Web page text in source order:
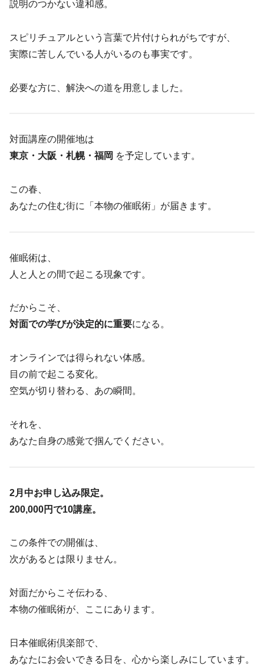
説明のつかない違和感。
スピリチュアルという言葉で片付けられがちですが、
実際に苦しんでいる人がいるのも事実です。
必要な方に、解決への道を用意しました。
対面講座の開催地は
東京・大阪・札幌・福岡 を予定しています。
この春、
あなたの住む街に「本物の催眠術」が届きます。
催眠術は、
人と人との間で起こる現象です。
だからこそ、
対面での学びが決定的に重要になる。
オンラインでは得られない体感。
目の前で起こる変化。
空気が切り替わる、あの瞬間。
それを、
あなた自身の感覚で掴んでください。
2月中お申し込み限定。
200,000円で10講座。
この条件での開催は、
次があるとは限りません。
対面だからこそ伝わる、
本物の催眠術が、ここにあります。
日本催眠術倶楽部で、
あなたにお会いできる日を、心から楽しみにしています。